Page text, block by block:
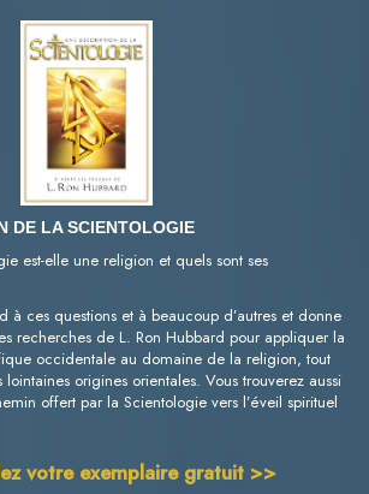
DE LA SCIENTOLOGIE
est-elle une religion et quels sont ses
à ces questions et à beaucoup d’autres et donne
recherches de L. Ron Hubbard pour appliquer la
occidentale au domaine de la religion, tout
origines orientales. Vous trouverez aussi
offert par la Scientologie vers l’éveil spirituel
votre exemplaire gratuit >>